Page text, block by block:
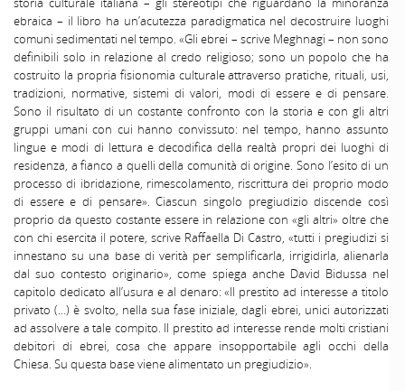
ebraica – il libro ha un’acutezza paradigmatica nel decostruire luoghi
comuni sedimentati nel tempo. «Gli ebrei – scrive Meghnagi – non sono
definibili solo in relazione al credo religioso; sono un popolo che ha
costruito la propria fisionomia culturale attraverso pratiche, rituali, usi,
tradizioni, normative, sistemi di valori, modi di essere e di pensare.
Sono il risultato di un costante confronto con la storia e con gli altri
gruppi umani con cui hanno convissuto: nel tempo, hanno assunto
lingue e modi di lettura e decodifica della realtà propri dei luoghi di
residenza, a fianco a quelli della comunità di origine. Sono l’esito di un
processo di ibridazione, rimescolamento, riscrittura dei proprio modo
di essere e di pensare». Ciascun singolo pregiudizio discende così
proprio da questo costante essere in relazione con «gli altri» oltre che
con chi esercita il potere, scrive Raffaella Di Castro, «tutti i pregiudizi si
innestano su una base di verità per semplificarla, irrigidirla, alienarla
dal suo contesto originario», come spiega anche David Bidussa nel
capitolo dedicato all’usura e al denaro: «II prestito ad interesse a titolo
privato (…) è svolto, nella sua fase iniziale, dagli ebrei, unici autorizzati
ad assolvere a tale compito. II prestito ad interesse rende molti cristiani
debitori di ebrei, cosa che appare insopportabile agli occhi della
Chiesa. Su questa base viene alimentato un pregiudizio».